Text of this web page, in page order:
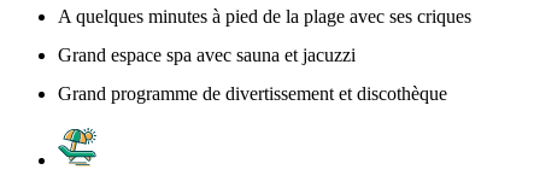
A quelques minutes à pied de la plage avec ses criques
Grand espace spa avec sauna et jacuzzi
Grand programme de divertissement et discothèque